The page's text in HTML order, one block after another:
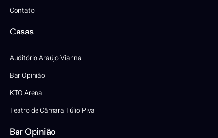
Contato
Casas
Auditório Araújo Vianna
Bar Opinião
KTO Arena
Teatro de Câmara Túlio Piva
Bar Opinião